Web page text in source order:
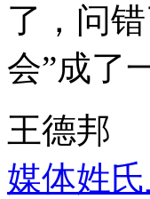
了，问
会”成了
王德邦
媒体姓